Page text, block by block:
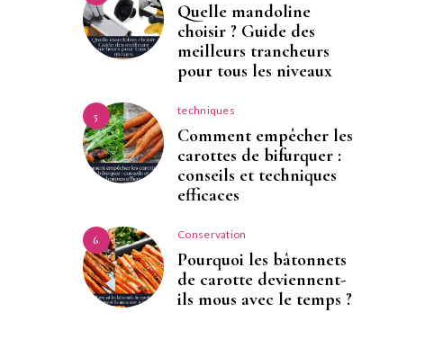
Quelle mandoline
choisir ? Guide des
meilleurs trancheurs
pour tous les niveaux
5 techniques
Comment empêcher les
carottes de bifurquer :
conseils et techniques
efficaces
6 Conservation
Pourquoi les bâtonnets
de carotte deviennent-
ils mous avec le temps ?